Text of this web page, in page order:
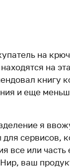
на
на
книгу
и еще
я
сервисов,
все или часть
ваш